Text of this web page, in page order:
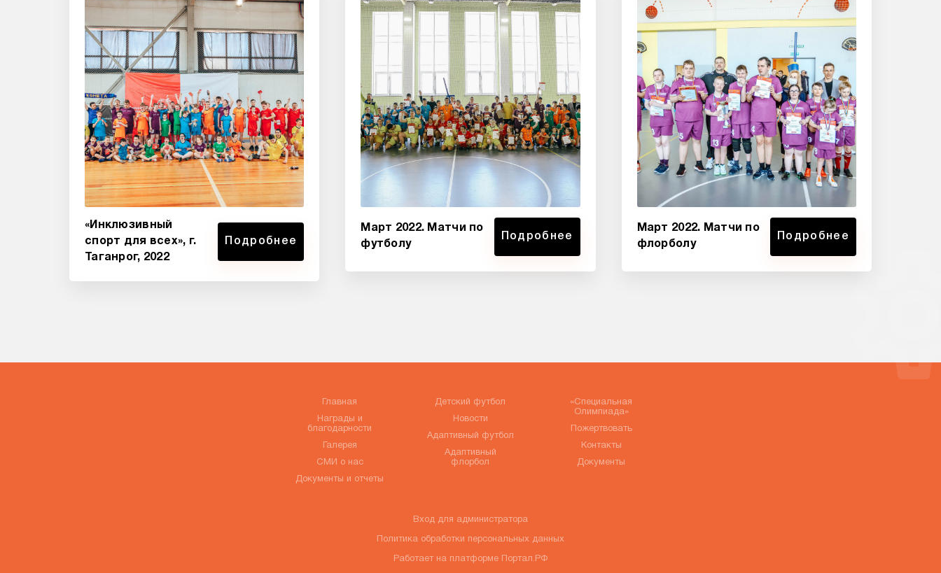
«Инклюзивный
спорт для всех», г.
Таганрог, 2022
Подробнее
Март 2022. Матчи по
футболу
Подробнее
Март 2022. Матчи по
флорболу
Подробнее
Главная
Награды и
благодарности
Галерея
СМИ о нас
Документы и отчеты
Детский футбол
Новости
Адаптивный футбол
Адаптивный
флорбол
«Специальная
Олимпиада»
Пожертвовать
Контакты
Документы
Вход для администратора
Политика обработки персональных данных
Работает на платформе Портал.РФ